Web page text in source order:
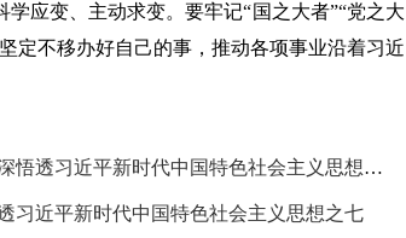
应变、主动求变。要牢记“国之大者”“党之大
定不移办好自己的事，推动各项事业沿着习近
宁心：坚定彻底纯粹的科学理论——学深悟透习近平新时代中国特色社会主义思想之五
近平新时代中国特色社会主义思想之七